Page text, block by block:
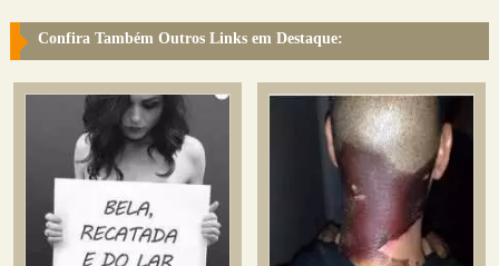
Confira Também Outros Links em Destaque: